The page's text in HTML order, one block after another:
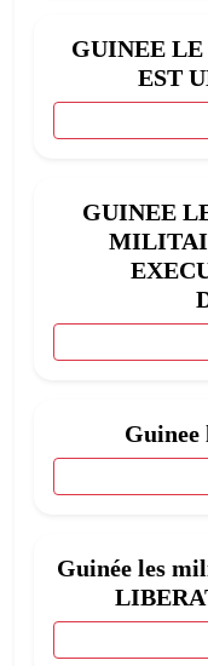
GUINEE
EST
GUINEE
Guinee
Guinée les